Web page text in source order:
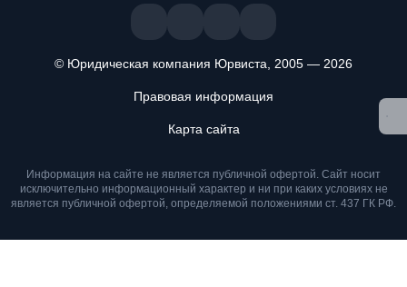
© Юридическая компания Юрвиста, 2005 — 2026
Правовая информация
Карта сайта
Информация на сайте не является публичной офертой. Cайт носит
исключительно информационный характер и ни при каких условиях не
является публичной офертой, определяемой положениями ст. 437 ГК РФ.
Мы используем файлы cookie. Оставаясь на сайте, вы
подтверждаете, что ознакомлены и принимаете условия
программами.